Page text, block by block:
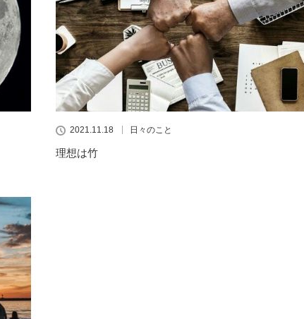
2021.11.18 日々のこと
理想は竹